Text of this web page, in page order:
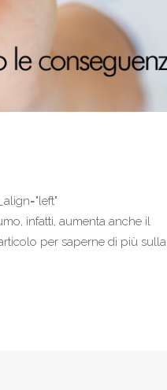
infatti, aumenta anche il
per saperne di più sulla